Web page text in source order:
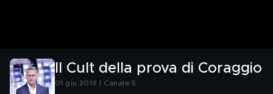
Il Cult della prova di Coraggio
01 giu 2019 | Canale 5